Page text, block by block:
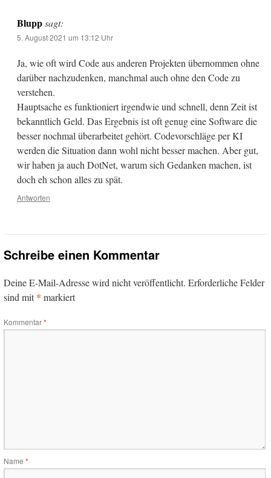
Blupp sagt:
5. August 2021 um 13:12 Uhr
Ja, wie oft wird Code aus anderen Projekten übernommen ohne
darüber nachzudenken, manchmal auch ohne den Code zu
verstehen.
Hauptsache es funktioniert irgendwie und schnell, denn Zeit ist
bekanntlich Geld. Das Ergebnis ist oft genug eine Software die
besser nochmal überarbeitet gehört. Codevorschläge per KI
werden die Situation dann wohl nicht besser machen. Aber gut,
wir haben ja auch DotNet, warum sich Gedanken machen, ist
doch eh schon alles zu spät.
Antworten
Schreibe einen Kommentar
Deine E-Mail-Adresse wird nicht veröffentlicht. Erforderliche Felder
sind mit* markiert
Kommentar*
Name *